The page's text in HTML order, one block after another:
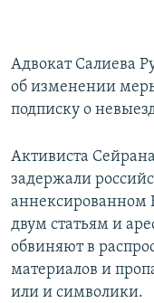
Адвокат Салиева
об изменении
подписку о
Активиста
задержали
двум статьям и
обвиняют в
материалов и
или и символики.